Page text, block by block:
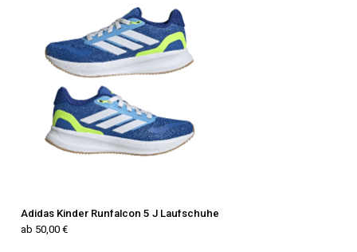
Adidas Kinder Runfalcon 5 J Laufschuhe
ab 50,00 €